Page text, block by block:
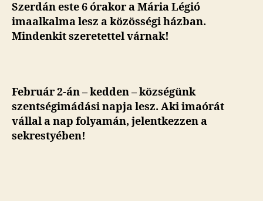
Szerdán este 6 órakor a Mária Légió
imaalkalma lesz a közösségi házban.
Mindenkit szeretettel várnak!
Február 2-án – kedden – községünk
szentségimádási napja lesz. Aki imaórát
vállal a nap folyamán, jelentkezzen a
sekrestyében!